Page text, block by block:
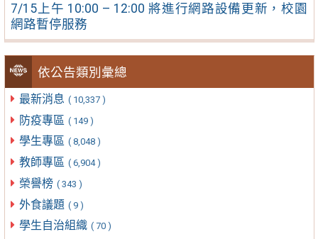
7/15上午 10:00 – 12:00 將進行網路設備更新，校園
網路暫停服務
依公告類別彙總
最新消息 ( 10,337 )
防疫專區 ( 149 )
學生專區 ( 8,048 )
教師專區 ( 6,904 )
榮譽榜 ( 343 )
外食議題 ( 9 )
學生自治組織 ( 70 )